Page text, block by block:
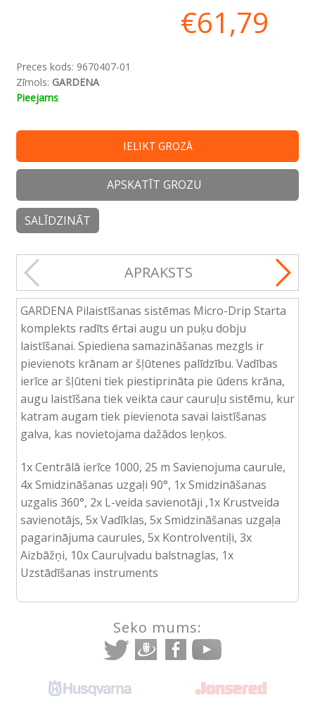
€61,79
Preces kods: 9670407-01
Zīmols: GARDENA
Pieejams
IELIKT GROZĀ
APSKATĪT GROZU
SALĪDZINĀT
APRAKSTS
GARDENA Pilaistīšanas sistēmas Micro-Drip Starta
komplekts radīts ērtai augu un puķu dobju
laistīšanai. Spiediena samazināšanas mezgls ir
pievienots krānam ar šļūtenes palīdzību. Vadības
ierīce ar šļūteni tiek piestiprināta pie ūdens krāna,
augu laistīšana tiek veikta caur cauruļu sistēmu, kur
katram augam tiek pievienota savai laistīšanas
galva, kas novietojama dažādos leņķos.
1x Centrālā ierīce 1000, 25 m Savienojuma caurule,
4x Smidzināšanas uzgaļi 90°, 1x Smidzināšanas
uzgalis 360°, 2x L-veida savienotāji ,1x Krustveida
savienotājs, 5x Vadīklas, 5x Smidzināšanas uzgaļa
pagarinājuma caurules, 5x Kontrolventiļi, 3x
Aizbāžņi, 10x Cauruļvadu balstnaglas, 1x
Uzstādīšanas instruments
Seko mums: